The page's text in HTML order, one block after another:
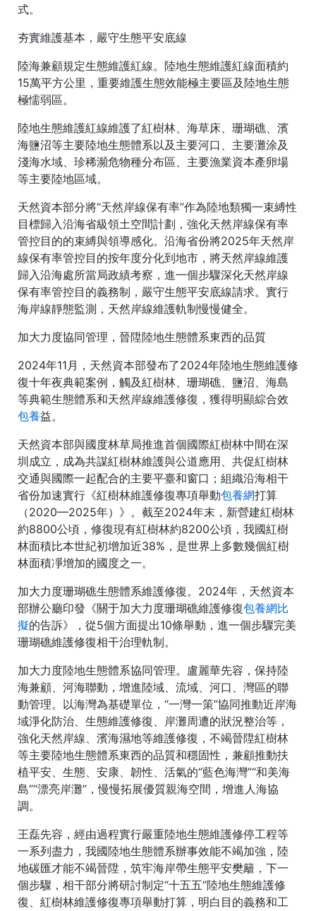
式。
夯實維護基本，嚴守生態平安底線
陸海兼顧規定生態維護紅線。陸地生態維護紅線面積約
15萬平方公里，重要維護生態效能極主要區及陸地生態
極懦弱區。
陸地生態維護紅線維護了紅樹林、海草床、珊瑚礁、濱
海鹽沼等主要陸地生態體系以及主要河口、主要灘涂及
淺海水域、珍稀瀕危物種分布區、主要漁業資本產卵場
等主要陸地區域。
天然資本部分將“天然岸線保有率”作為陸地類獨一束縛性
目標歸入沿海省級領土空間計劃，強化天然岸線保有率
管控目的的束縛與領導感化。沿海省份將2025年天然岸
線保有率管控目的按年度分化到地市，將天然岸線維護
歸入沿海處所當局政績考察，進一個步驟深化天然岸線
保有率管控目的義務制，嚴守生態平安底線請求。實行
海岸線靜態監測，天然岸線維護軌制慢慢健全。
加大力度協同管理，晉陞陸地生態體系東西的品質
2024年11月，天然資本部發布了2024年陸地生態維護修
復十年夜典範案例，觸及紅樹林、珊瑚礁、鹽沼、海島
等典範生態體系和天然岸線維護修復，獲得明顯綜合效
包養益。
天然資本部與國度林草局推進首個國際紅樹林中間在深
圳成立，成為共謀紅樹林維護與公道應用、共促紅樹林
交通與國際一起配合的主要平臺和窗口；組織沿海相干
省份加速實行《紅樹林維護修復專項舉動包養網打算
（2020—2025年）》。截至2024年末，新營建紅樹林
約8800公頃，修復現有紅樹林約8200公頃，我國紅樹
林面積比本世紀初增加近38%，是世界上多數幾個紅樹
林面積凈增加的國度之一。
加大力度珊瑚礁生態體系維護修復。2024年，天然資本
部辦公廳印發《關于加大力度珊瑚礁維護修復包養網比
擬的告訴》，從5個方面提出10條舉動，進一個步驟完美
珊瑚礁維護修復相干治理軌制。
加大力度陸地生態體系協同管理。盧麗華先容，保持陸
海兼顧、河海聯動，增進陸域、流域、河口、灣區的聯
動管理。以海灣為基礎單位，“一灣一策”協同推動近岸海
域淨化防治、生態維護修復、岸灘周遭的狀況整治等，
強化天然岸線、濱海濕地等維護修復，不竭晉陞紅樹林
等主要陸地生態體系東西的品質和穩固性，兼顧推動扶
植平安、生態、安康、韌性、活氣的“藍色海灣”“和美海
島”“漂亮岸灘”，慢慢拓展優質親海空間，增進人海協
調。
王磊先容，經由過程實行嚴重陸地生態維護修停工程等
一系列盡力，我國陸地生態體系辦事效能不竭加強，陸
地碳匯才能不竭晉陞，筑牢海岸帶生態平安樊籬，下一
個步驟，相干部分將研討制定“十五五”陸地生態維護修
復、紅樹林維護修復專項舉動打算，明白目的義務和工